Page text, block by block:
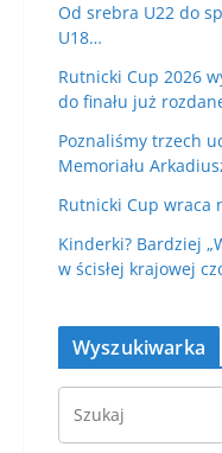
Od srebra U22 do
U18…
Rutnicki Cup 2026
do finału już
Poznaliśmy trzech
Memoriału
Rutnicki Cup wraca
Kinderki? Bardziej
w ścisłej krajowej
Wyszukiwarka